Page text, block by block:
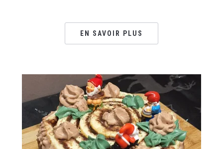
EN SAVOIR PLUS